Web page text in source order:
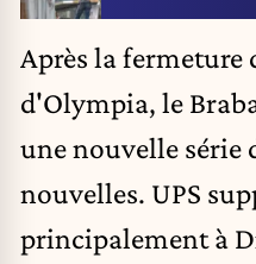
Après la fermeture
d'Olympia, le
une nouvelle série
nouvelles. UPS
principalement à